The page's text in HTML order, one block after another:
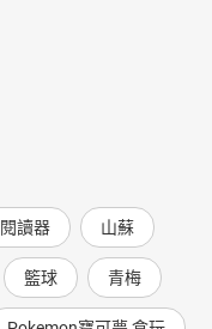
讀器 山蘇
籃球 青梅